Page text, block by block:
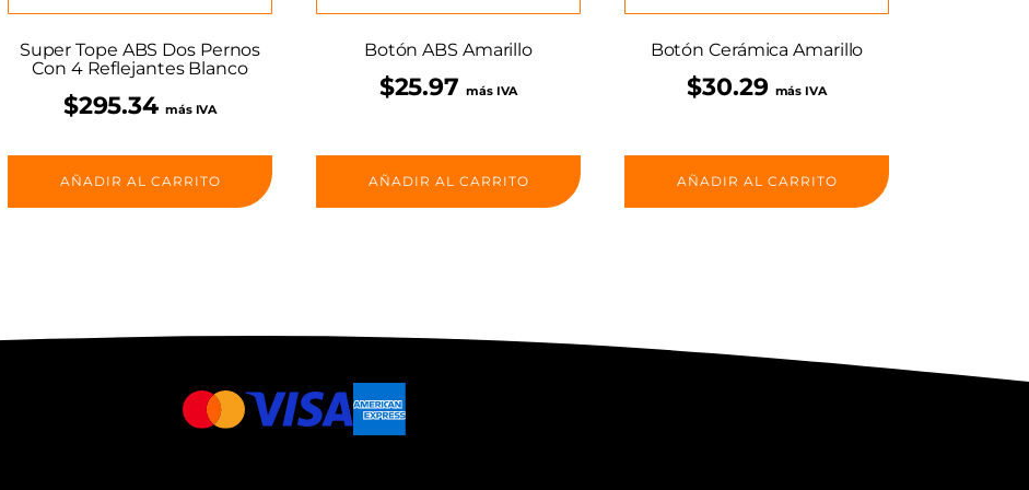
Super Tope ABS Dos Pernos
Con 4 Reflejantes Blanco
$295.34 más IVA
AÑADIR AL CARRITO
Botón ABS Amarillo
$25.97 más IVA
AÑADIR AL CARRITO
Botón Cerámica Amarillo
$30.29 más IVA
AÑADIR AL CARRITO